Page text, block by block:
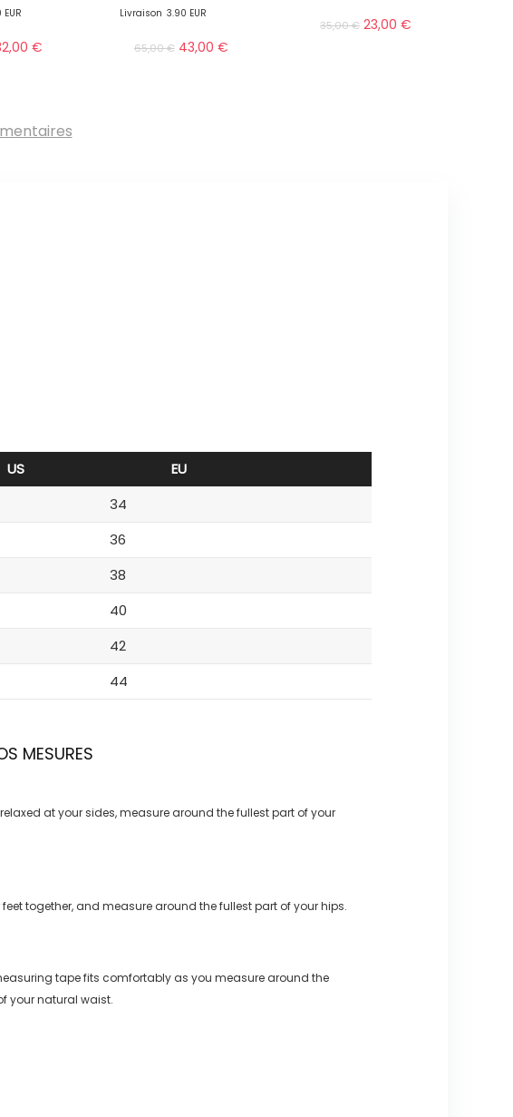
€
Livraison 3.90 EUR
65,00€ 43,00 €
35,00€ 23,00 €
US
EU
34
36
38
40
42
44
MESURES
at your sides, measure around the fullest part of your
together, and measure around the fullest part of your hips.
tape fits comfortably as you measure around the
your natural waist.